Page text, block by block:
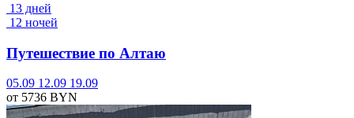
13 дней
12 ночей
Путешествие по Алтаю
05.09 12.09 19.09
от 5736 BYN